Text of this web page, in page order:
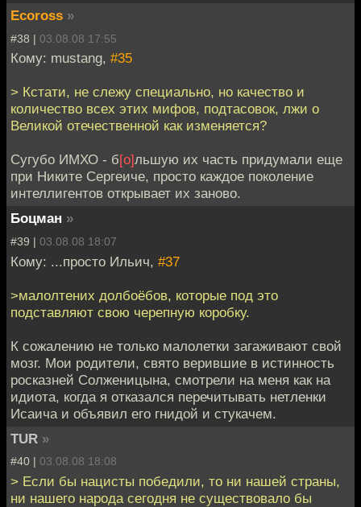
Ecoross »
#38 | 03.08.08 17:55
Кому: mustang, #35
> Кстати, не слежу специально, но качество и
количество всех этих мифов, подтасовок, лжи о
Великой отечественной как изменяется?
Сугубо ИМХО - б[о]льшую их часть придумали еще
при Никите Сергеиче, просто каждое поколение
интеллигентов открывает их заново.
Боцман »
#39 | 03.08.08 18:07
Кому: ...просто Ильич, #37
>малолтених долбоёбов, которые под это
подставляют свою черепную коробку.
К сожалению не только малолетки загаживают свой
мозг. Мои родители, свято верившие в истинность
росказней Солженицына, смотрели на меня как на
идиота, когда я отказался перечитывать нетленки
Исаича и объявил его гнидой и стукачем.
TUR »
#40 | 03.08.08 18:08
> Если бы нацисты победили, то ни нашей страны,
ни нашего народа сегодня не существовало бы